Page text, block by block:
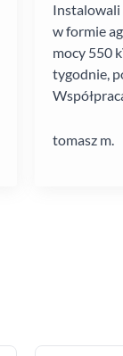
Instalowali
w formie
mocy 550
tygodnie,
tomasz m.